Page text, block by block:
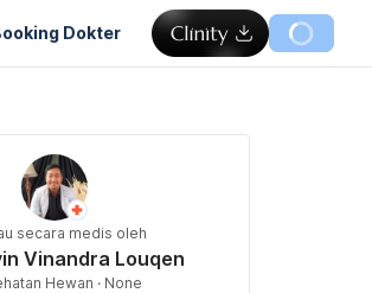
Dokter
secara medis oleh
Vinandra Louqen
Hewan · None